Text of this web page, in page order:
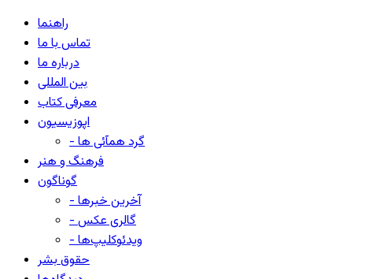
راهنما
تماس با ما
درباره ما
بین المللی
معرفی کتاب
اپوزیسیون
- گرد همآئی ها
فرهنگ و هنر
گوناگون
- آخرین خبرها
- گالری عکس
- ویدئوکلیپ‌ها
حقوق بشر